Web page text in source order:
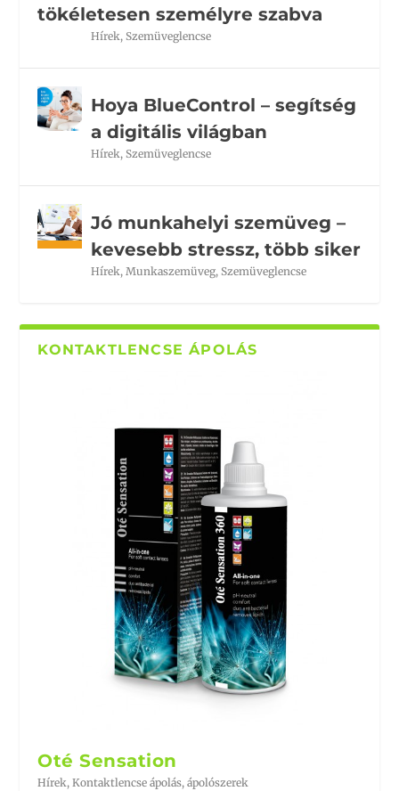
tökéletesen személyre szabva
Hírek, Szemüveglencse
Hoya BlueControl – segítség
a digitális világban
Hírek, Szemüveglencse
Jó munkahelyi szemüveg –
kevesebb stressz, több siker
Hírek,Munkaszemüveg, Szemüveglencse
KONTAKTLENCSE ÁPOLÁS
Oté Sensation
Hírek,Kontaktlencse ápolás, ápolószerek